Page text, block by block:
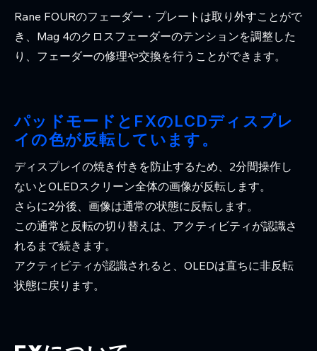
Rane FOURのフェーダー・プレートは取り外すことがで
き、Mag 4のクロスフェーダーのテンションを調整した
り、フェーダーの修理や交換を行うことができます。
パッドモードとFXのLCDディスプレ
イの色が反転しています。
ディスプレイの焼き付きを防止するため、2分間操作し
ないとOLEDスクリーン全体の画像が反転します。
さらに2分後、画像は通常の状態に反転します。
この通常と反転の切り替えは、アクティビティが認識さ
れるまで続きます。
アクティビティが認識されると、OLEDは直ちに非反転
状態に戻ります。